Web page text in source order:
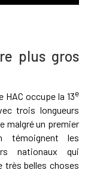
plus gros
HAC occupe la 13e
trois longueurs
malgré un premier
témoignent les
nationaux qui
très belles choses